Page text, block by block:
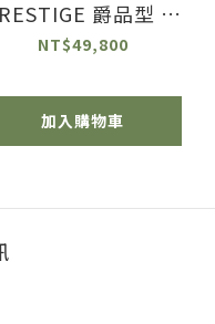
爵品型 義
式全自動咖啡機 顯耀
NT$49,800
加入購物車